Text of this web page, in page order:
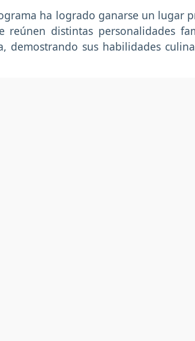
ha logrado ganarse un lugar
distintas personalidades
demostrando sus habilidades